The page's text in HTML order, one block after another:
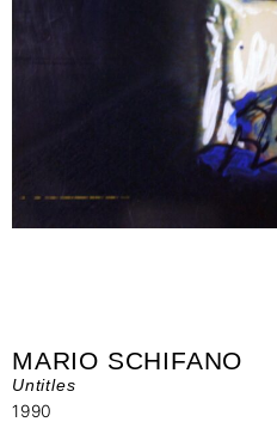
MARIO SCHIFANO
Untitles
1990